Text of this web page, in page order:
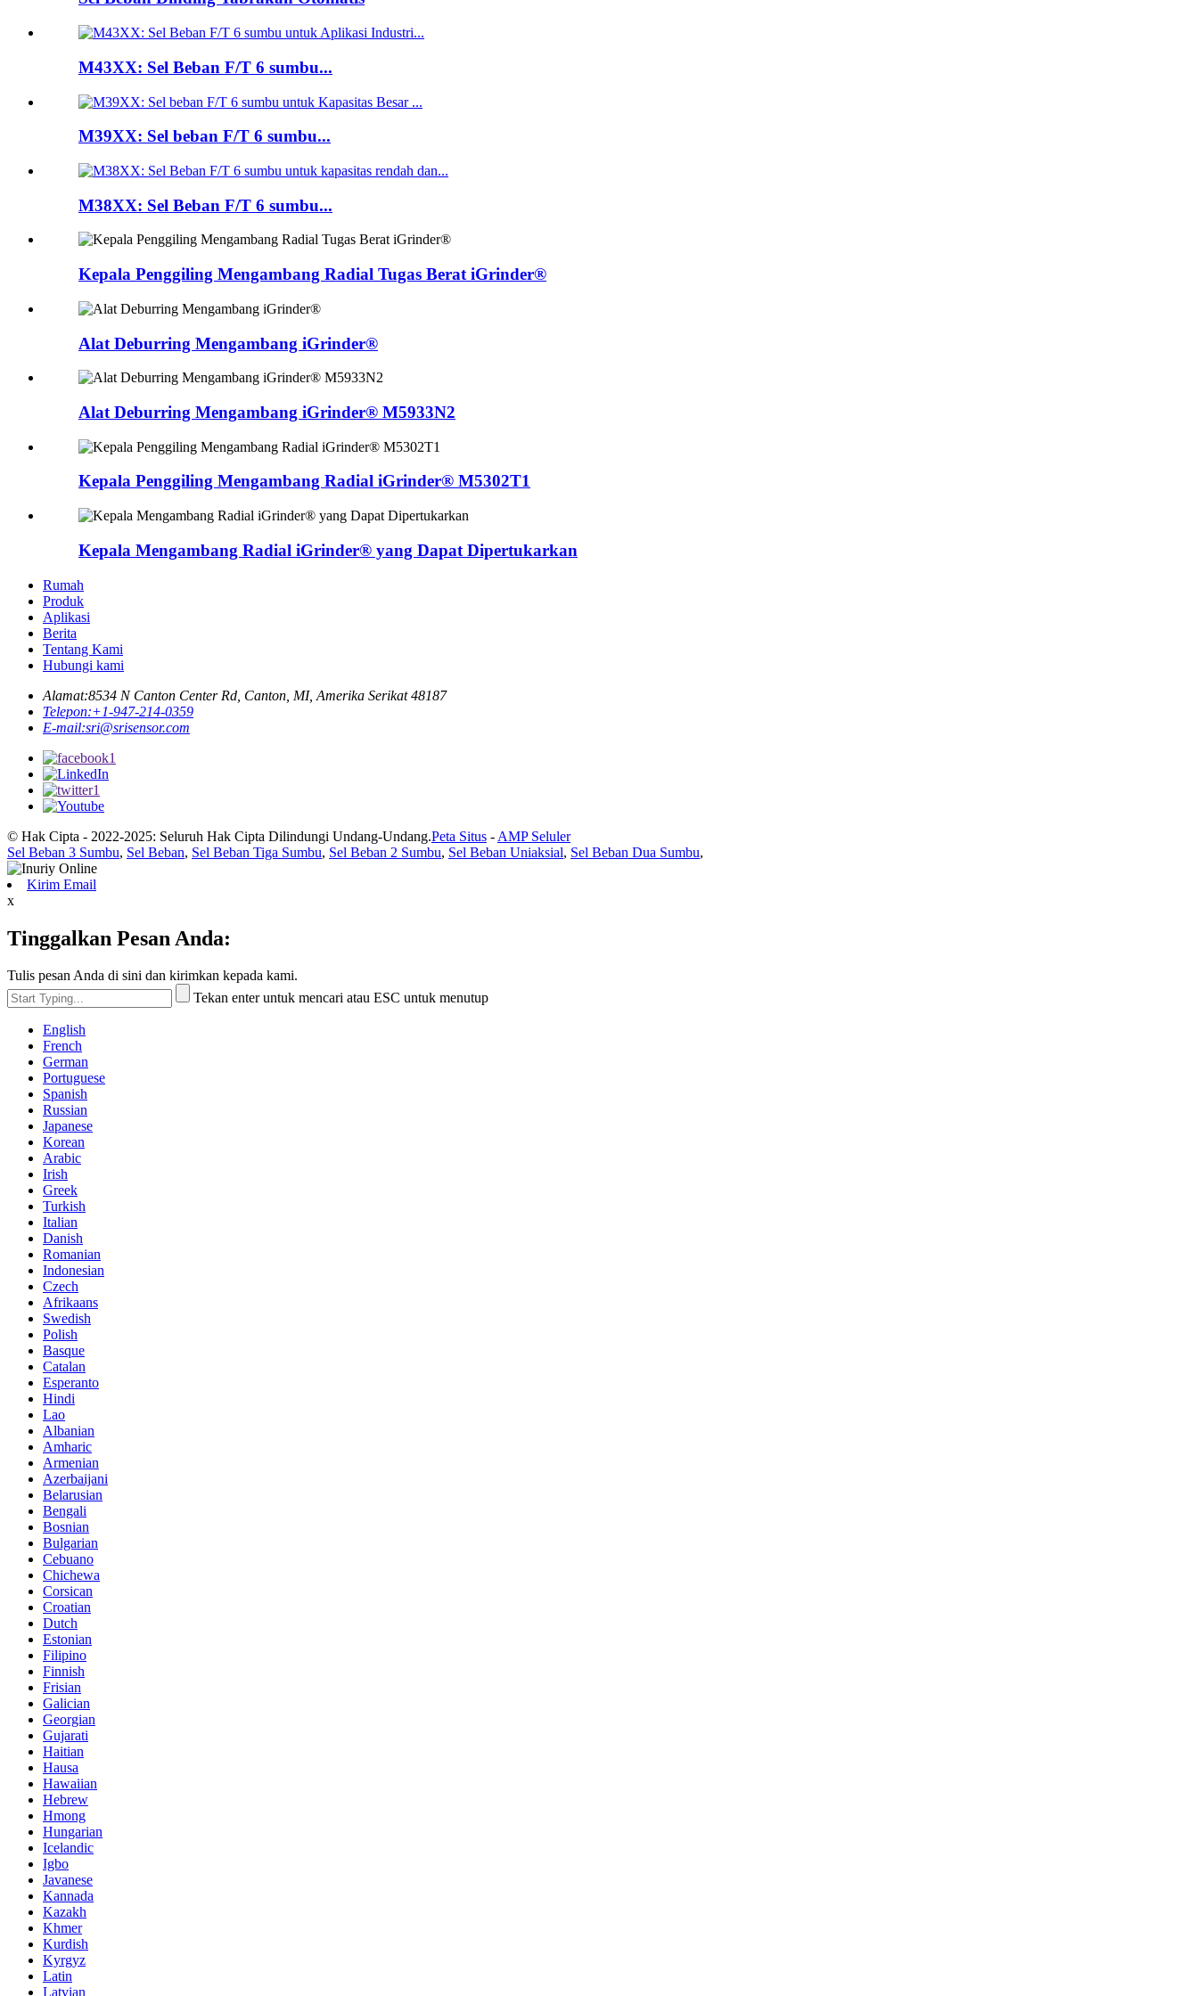
M43XX: Sel Beban F/T 6 sumbu...
M39XX: Sel beban F/T 6 sumbu...
M38XX: Sel Beban F/T 6 sumbu...
Kepala Penggiling Mengambang Radial Tugas Berat iGrinder®
Alat Deburring Mengambang iGrinder®
Alat Deburring Mengambang iGrinder® M5933N2
Kepala Penggiling Mengambang Radial iGrinder® M5302T1
Kepala Mengambang Radial iGrinder® yang Dapat Dipertukarkan
Rumah
Produk
Aplikasi
Berita
Tentang Kami
Hubungi kami
Alamat:8534 N Canton Center Rd, Canton, MI, Amerika Serikat 48187
Telepon:+1-947-214-0359
E-mail:sri@srisensor.com
© Hak Cipta - 2022-2025: Seluruh Hak Cipta Dilindungi Undang-Undang.Peta Situs - AMP Seluler
Sel Beban 3 Sumbu, Sel Beban, Sel Beban Tiga Sumbu, Sel Beban 2 Sumbu, Sel Beban Uniaksial, Sel Beban Dua Sumbu,
Kirim Email
x
Tinggalkan Pesan Anda:
Tulis pesan Anda di sini dan kirimkan kepada kami.
Tekan enter untuk mencari atau ESC untuk menutup
English
French
German
Portuguese
Spanish
Russian
Japanese
Korean
Arabic
Irish
Greek
Turkish
Italian
Danish
Romanian
Indonesian
Czech
Afrikaans
Swedish
Polish
Basque
Catalan
Esperanto
Hindi
Lao
Albanian
Amharic
Armenian
Azerbaijani
Belarusian
Bengali
Bosnian
Bulgarian
Cebuano
Chichewa
Corsican
Croatian
Dutch
Estonian
Filipino
Finnish
Frisian
Galician
Georgian
Gujarati
Haitian
Hausa
Hawaiian
Hebrew
Hmong
Hungarian
Icelandic
Igbo
Javanese
Kannada
Kazakh
Khmer
Kurdish
Kyrgyz
Latin
Latvian